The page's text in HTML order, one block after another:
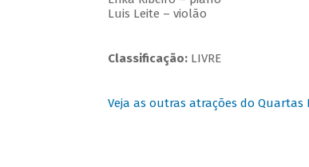
Luis Leite – violão
Classificação:LIVRE
Veja as outras atrações do